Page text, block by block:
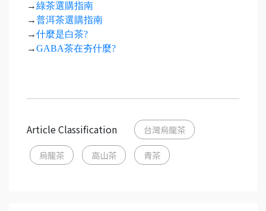
→綠茶選購指南
→普洱茶選購指南
→什麼是白茶?
→GABA茶在夯什麼?
Article Classification 台灣烏龍茶
烏龍茶 高山茶 青茶